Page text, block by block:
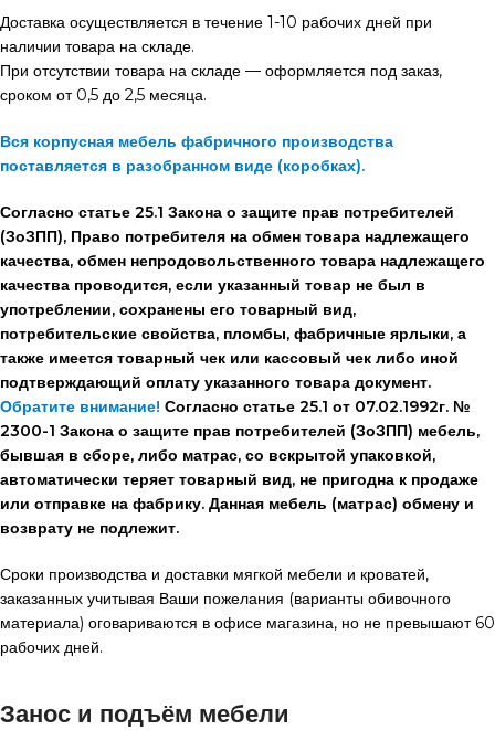
Доставка осуществляется в течение 1-10 рабочих дней при
наличии товара на складе.
При отсутствии товара на складе — оформляется под заказ,
сроком от 0,5 до 2,5 месяца.
Вся корпусная мебель фабричного производства
поставляется в разобранном виде (коробках).
Согласно статье 25.1 Закона о защите прав потребителей
(ЗоЗПП), Право потребителя на обмен товара надлежащего
качества, обмен непродовольственного товара надлежащего
качества проводится, если указанный товар не был в
употреблении, сохранены его товарный вид,
потребительские свойства, пломбы, фабричные ярлыки, а
также имеется товарный чек или кассовый чек либо иной
подтверждающий оплату указанного товара документ.
Обратите внимание! Согласно статье 25.1 от 07.02.1992г. №
2300-1 Закона о защите прав потребителей (ЗоЗПП) мебель,
бывшая в сборе, либо матрас, со вскрытой упаковкой,
автоматически теряет товарный вид, не пригодна к продаже
или отправке на фабрику. Данная мебель (матрас) обмену и
возврату не подлежит.
Сроки производства и доставки мягкой мебели и кроватей,
заказанных учитывая Ваши пожелания (варианты обивочного
материала) оговариваются в офисе магазина, но не превышают 60
рабочих дней.
Занос и подъём мебели